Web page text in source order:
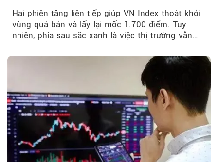
Hai phiên tăng liên tiếp giúp VN Index thoát khỏi
vùng quá bán và lấy lại mốc 1.700 điểm. Tuy
nhiên, phía sau sắc xanh là việc thị trường vẫn
tiền vẫn chưa thực sự trở lại.